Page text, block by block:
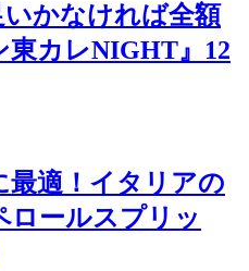
いかなければ全額
東カレNIGHT』12
最適！イタリアの
ロールスプリッ